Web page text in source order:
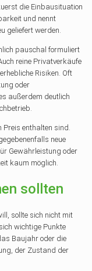
die Einbausituation
und nennt
geliefert werden.
pauschal formuliert
reine Privatverkäufe
Risiken. Oft
oder
außerdem deutlich
Preis enthalten sind.
neue
Gewährleistung oder
kaum möglich.
sollten
sollte sich nicht mit
wichtige Punkte
Baujahr oder die
der Zustand der